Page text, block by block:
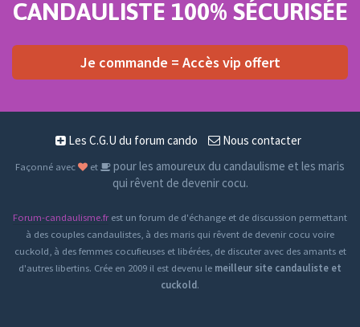
CANDAULISTE 100% SÉCURISÉE
Je commande = Accès vip offert
Les C.G.U du forum cando Nous contacter
Façonné avec et
pour les amoureux du candaulisme et les maris
qui rêvent de devenir cocu.
Forum-candaulisme.frest un forum de d'échange et de discussion permettant
à des couples candaulistes, à des maris qui rêvent de devenir cocu voire
cuckold, à des femmes cocufieuses et libérées, de discuter avec des amants et
d'autres libertins. Crée en 2009 il est devenu le meilleur site candauliste et
cuckold.